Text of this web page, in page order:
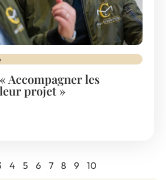
Accompagner les
projet »
4 5 6 7 8 9 10